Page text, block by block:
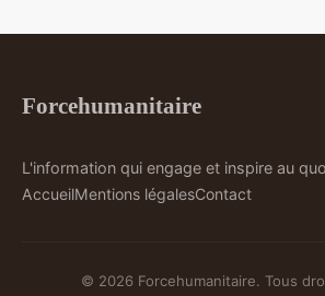
Forcehumanitaire
L'information qui engage et inspire au
AccueilMentions légalesContact
© 2026 Forcehumanitaire. Tous